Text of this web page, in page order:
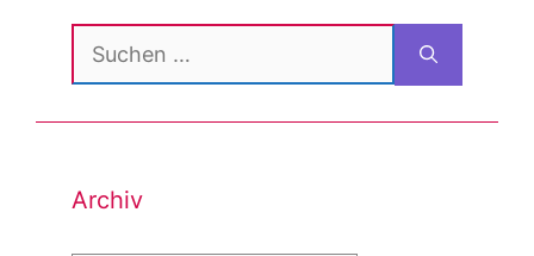
Suchen
nach:
Archiv